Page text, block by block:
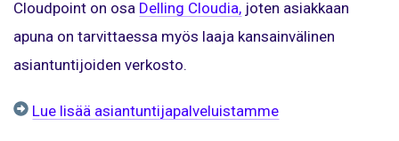
Cloudpoint on osa Delling Cloudia, joten asiakkaan
apuna on tarvittaessa myös laaja kansainvälinen
asiantuntijoiden verkosto.
Lue lisää asiantuntijapalveluistamme